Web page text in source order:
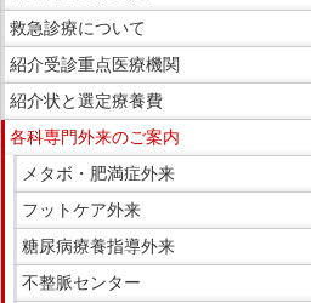
救急診療について
紹介受診重点医療機関
紹介状と選定療養費
各科専門外来のご案内
メタボ・肥満症外来
フットケア外来
糖尿病療養指導外来
不整脈センター